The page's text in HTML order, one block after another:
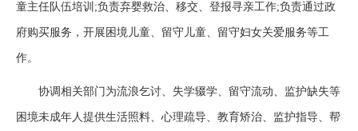
童主任队伍培训;负责弃婴救治、移交、登报寻亲工作;负责通过政
府购买服务，开展困境儿童、留守儿童、留守妇女关爱服务等工
作。
协调相关部门为流浪乞讨、失学辍学、留守流动、监护缺失等
困境未成年人提供生活照料、心理疏导、教育矫治、监护指导、帮